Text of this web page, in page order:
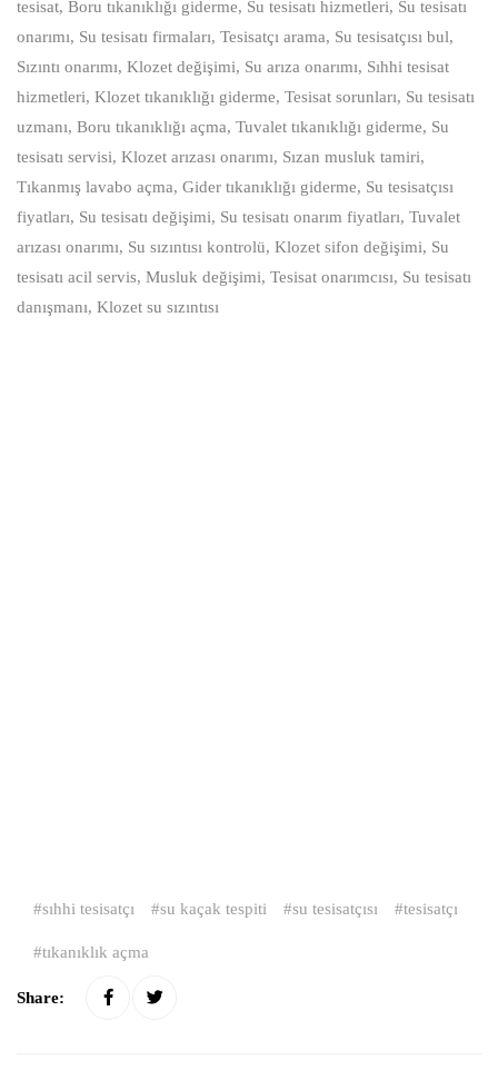
tesisat, Boru tıkanıklığı giderme, Su tesisatı hizmetleri, Su tesisatı
onarımı, Su tesisatı firmaları, Tesisatçı arama, Su tesisatçısı bul,
Sızıntı onarımı, Klozet değişimi, Su arıza onarımı, Sıhhi tesisat
hizmetleri, Klozet tıkanıklığı giderme, Tesisat sorunları, Su tesisatı
uzmanı, Boru tıkanıklığı açma, Tuvalet tıkanıklığı giderme, Su
tesisatı servisi, Klozet arızası onarımı, Sızan musluk tamiri,
Tıkanmış lavabo açma, Gider tıkanıklığı giderme, Su tesisatçısı
fiyatları, Su tesisatı değişimi, Su tesisatı onarım fiyatları, Tuvalet
arızası onarımı, Su sızıntısı kontrolü, Klozet sifon değişimi, Su
tesisatı acil servis, Musluk değişimi, Tesisat onarımcısı, Su tesisatı
danışmanı, Klozet su sızıntısı
sıhhi tesisatçı su kaçak tespiti su tesisatçısı tesisatçı
tıkanıklık açma
Share: